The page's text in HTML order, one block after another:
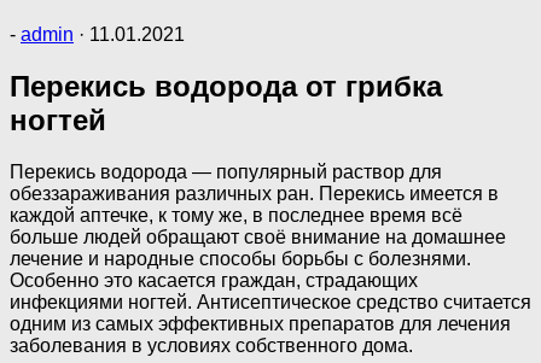
- admin · 11.01.2021
Перекись водорода от грибка
ногтей
Перекись водорода — популярный раствор для
обеззараживания различных ран. Перекись имеется в
каждой аптечке, к тому же, в последнее время всё
больше людей обращают своё внимание на домашнее
лечение и народные способы борьбы с болезнями.
Особенно это касается граждан, страдающих
инфекциями ногтей. Антисептическое средство считается
одним из самых эффективных препаратов для лечения
заболевания в условиях собственного дома.